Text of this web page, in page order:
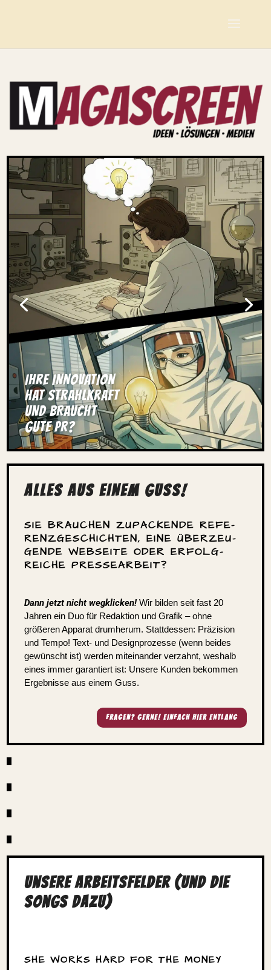
IHRE INNO­VA­TION
HAT STRAHL­KRAFT
UND BRAUCHT
GUTE PR?
ALLES AUS EINEM GUSS!
SIE BRAUCHENZUPA­CKENDE REFE­
RENZ­GE­SCHICHTEN,EINE ÜBER­ZEU­
GENDE WEBSEITE ODER ERFOLG­
REICHE PRESSEARBEIT?
Dann jetzt nicht wegkli­cken!Wir bilden seit fast 20
Jahren ein Duo für Redak­tion und Grafik – ohne
größeren Apparat drum­herum. Statt­dessen: Präzi­sion
und Tempo! Text- und Design­pro­zesse (wenn beides
gewünscht ist) werden mitein­ander verzahnt, weshalb
eines immer garan­tiert ist: Unsere Kunden bekommen
Ergeb­nisse aus einem Guss.
FRAGEN? GERNE! EINFACH HIER ENTLANG
Unsere Arbeits­felder (und die
Songs dazu)
SHE WORKS HARD FOR THE MONEY